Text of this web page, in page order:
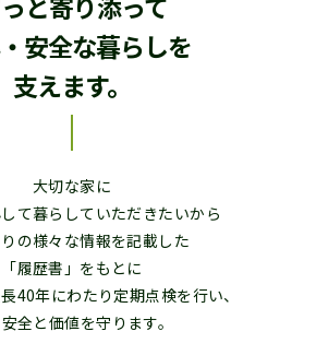
安全な暮らしを
支えます。
大切な家に
て暮らしていただきたいから
の様々な情報を記載した
「履歴書」をもとに
40年にわたり定期点検を行い、
全と価値を守ります。